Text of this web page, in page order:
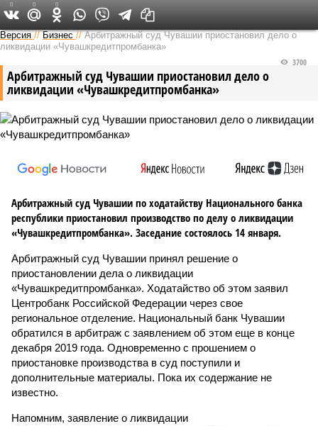
Версия в Чувашии
Версия //Бизнес //Арбитражный суд Чувашии приостановил дело о
ликвидации «Чувашкредитпромбанка»
Арбитражный суд Чувашии приостановил дело о
ликвидации «Чувашкредитпромбанка»
3700
Арбитражный суд Чувашии по ходатайству Национального банка
республики приостановил производство по делу о ликвидации
«Чувашкредитпромбанка». Заседание состоялось 14 января.
Арбитражный суд Чувашии принял решение о
приостановлении дела о ликвидации
«Чувашкредитпромбанка». Ходатайство об этом заявил
Центробанк Российской Федерации через свое
региональное отделение. Национальный банк Чувашии
обратился в арбитраж с заявлением об этом еще в конце
декабря 2019 года. Одновременно с прошением о
приостановке производства в суд поступили и
дополнительные материалы. Пока их содержание не
известно.
Напомним, заявление о ликвидации
0 0 0